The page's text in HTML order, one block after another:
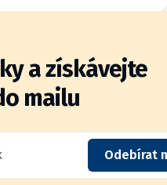
a získávejte
mailu
Odebírat